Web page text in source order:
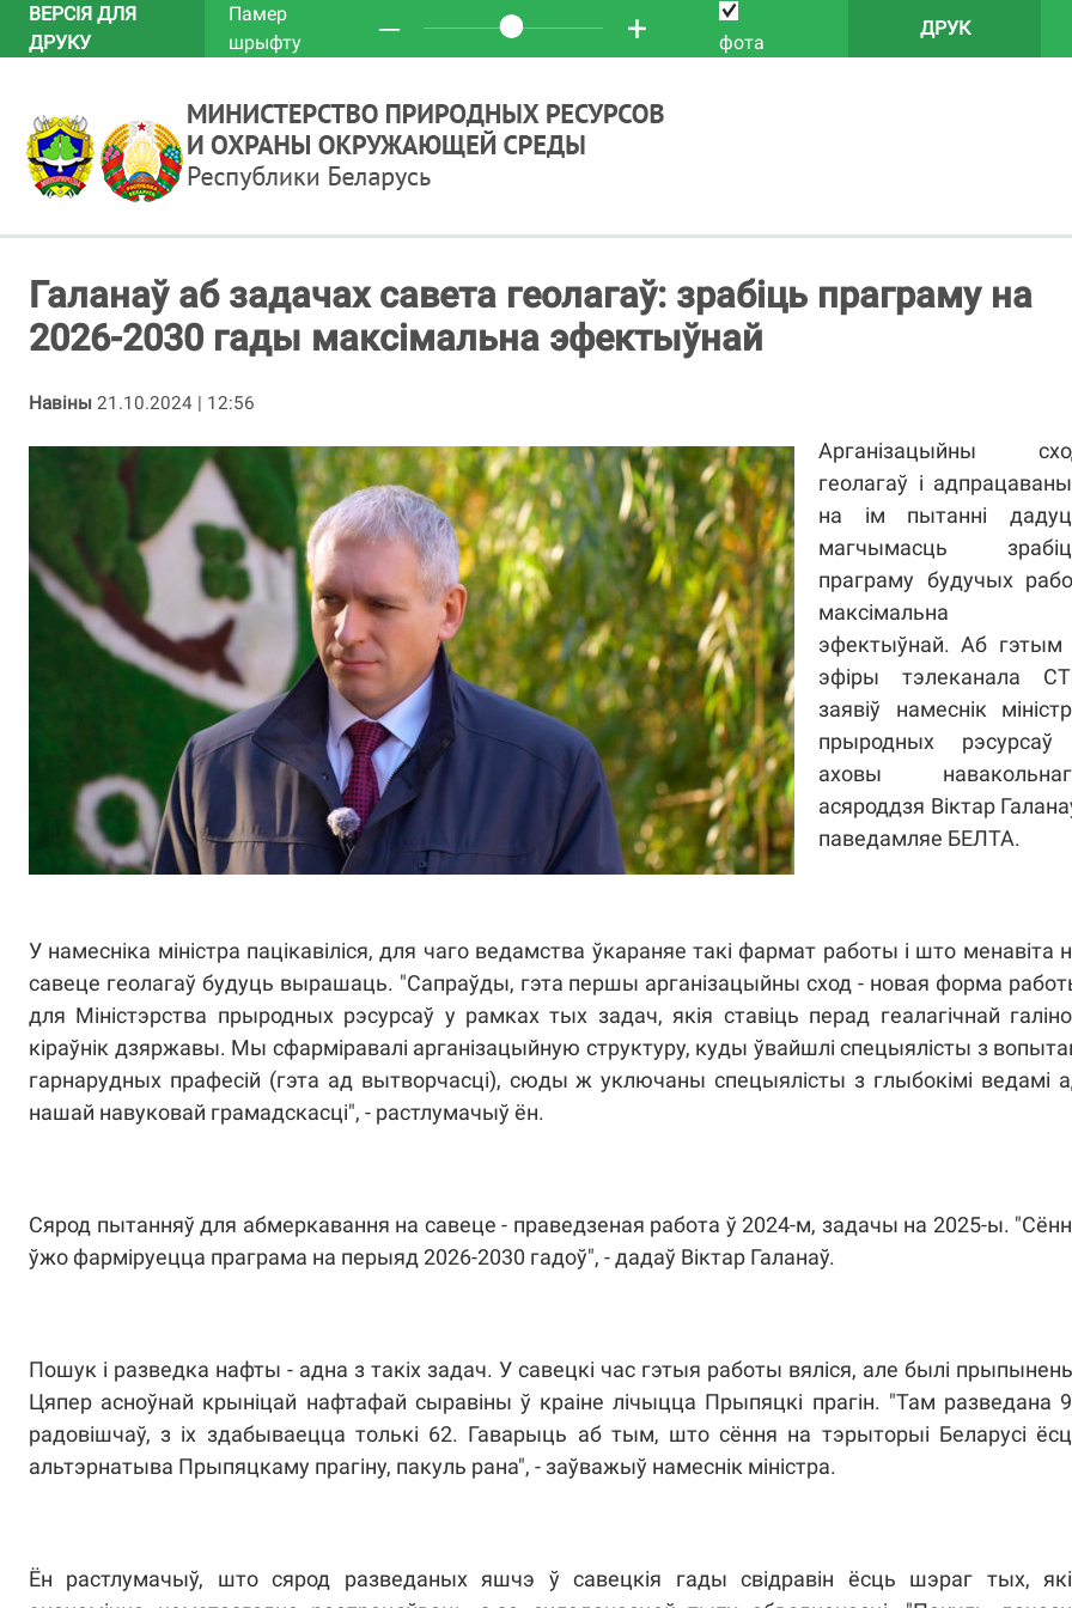
ВЕРСІЯ ДЛЯ
ДРУКУ
Памер
шрыфту
─ + фота
ДРУК
Галанаў аб задачах савета геолагаў: зрабіць праграму на
2026-2030 гады максімальна эфектыўнай
Навіны 21.10.2024 | 12:56
Арганізацыйны
геолагаў і
на ім пытанні
магчымасць
праграму будучых
максімальна
эфектыўнай. Аб гэтым
эфіры тэлеканала
заявіў намеснік
прыродных рэсурсаў
аховы
асяроддзя Віктар
паведамляе БЕЛТА.
У намесніка міністра пацікавіліся, для чаго ведамства ўкараняе такі фармат работы і што менавіта
савеце геолагаў будуць вырашаць. "Сапраўды, гэта першы арганізацыйны сход - новая форма
для Міністэрства прыродных рэсурсаў у рамках тых задач, якія ставіць перад геалагічнай
кіраўнік дзяржавы. Мы сфарміравалі арганізацыйную структуру, куды ўвайшлі спецыялісты з
гарнарудных прафесій (гэта ад вытворчасці), сюды ж уключаны спецыялісты з глыбокімі ведамі
нашай навуковай грамадскасці", - растлумачыў ён.
Сярод пытанняў для абмеркавання на савеце - праведзеная работа ў 2024-м, задачы на 2025-ы.
ўжо фарміруецца праграма на перыяд 2026-2030 гадоў", - дадаў Віктар Галанаў.
Пошук і разведка нафты - адна з такіх задач. У савецкі час гэтыя работы вяліся, але былі
Цяпер асноўнай крыніцай нафтафай сыравіны ў краіне лічыцца Прыпяцкі прагін. "Там разведана
радовішчаў, з іх здабываецца толькі 62. Гаварыць аб тым, што сёння на тэрыторыі Беларусі
альтэрнатыва Прыпяцкаму прагіну, пакуль рана", - заўважыў намеснік міністра.
Ён растлумачыў, што сярод разведаных яшчэ ў савецкія гады свідравін ёсць шэраг тых,